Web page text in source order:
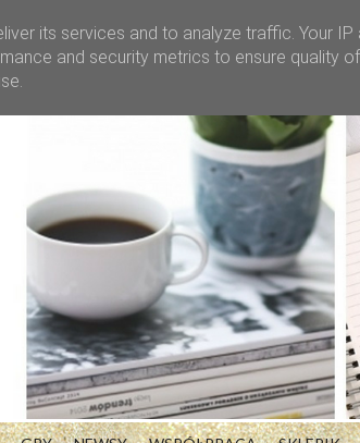
its services and to analyze traffic. Your IP
and security metrics to ensure quality